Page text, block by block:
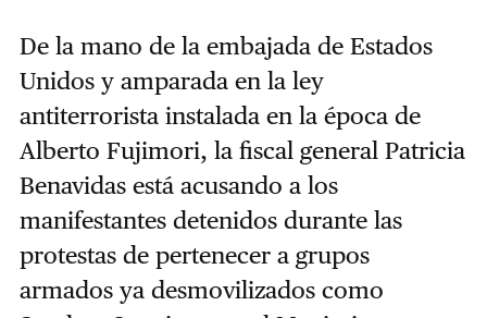
De la mano de la embajada de Estados
Unidos y amparada en la ley
antiterrorista instalada en la época de
Alberto Fujimori, la fiscal general Patricia
Benavidas está acusando a los
manifestantes detenidos durante las
protestas de pertenecer a grupos
armados ya desmovilizados como